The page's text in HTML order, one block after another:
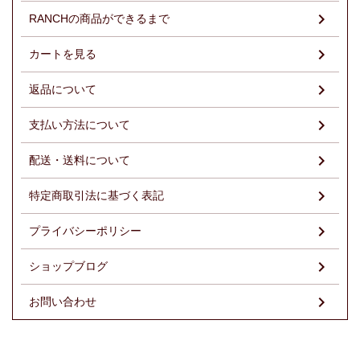
RANCHの商品ができるまで
カートを見る
返品について
支払い方法について
配送・送料について
特定商取引法に基づく表記
プライバシーポリシー
ショップブログ
お問い合わせ